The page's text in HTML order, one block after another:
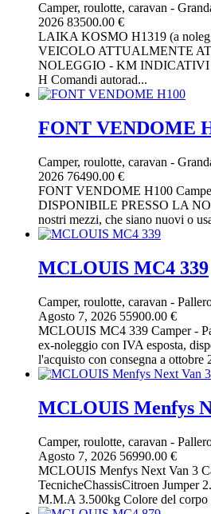
Camper, roulotte, caravan -
2026 83500.00 €
LAIKA KOSMO H1319 (a
VEICOLO ATTUALMENTE
NOLEGGIO - KM INDICATIVI
H Comandi autorad...
FONT VENDOME
Camper, roulotte, caravan -
2026 76490.00 €
FONT VENDOME H100
DISPONIBILE PRESSO LA
nostri mezzi, che siano nuovi o
MCLOUIS MC4 339
Camper, roulotte, caravan -
Agosto 7, 2026 55900.00 €
MCLOUIS MC4 339 Camper -
ex-noleggio con IVA esposta,
l'acquisto con consegna a ottobre
MCLOUIS Menfys
Camper, roulotte, caravan -
Agosto 7, 2026 56990.00 €
MCLOUIS Menfys Next Van 3
TecnicheChassisCitroen Jumper
M.M.A 3.500kg Colore del corpo